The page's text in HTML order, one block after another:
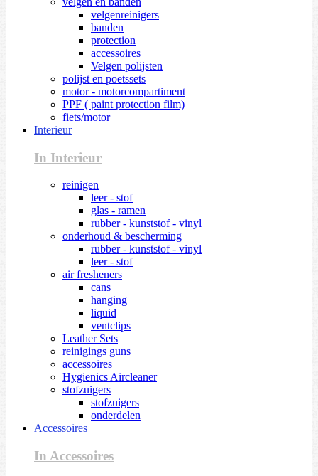
velgenreinigers
banden
protection
accessoires
Velgen polijsten
polijst en poetssets
motor - motorcompartiment
PPF ( paint protection film)
fiets/motor
Interieur
In Interieur
reinigen
leer - stof
glas - ramen
rubber - kunststof - vinyl
onderhoud & bescherming
rubber - kunststof - vinyl
leer - stof
air fresheners
cans
hanging
liquid
ventclips
Leather Sets
reinigings guns
accessoires
Hygienics Aircleaner
stofzuigers
stofzuigers
onderdelen
Accessoires
In Accessoires